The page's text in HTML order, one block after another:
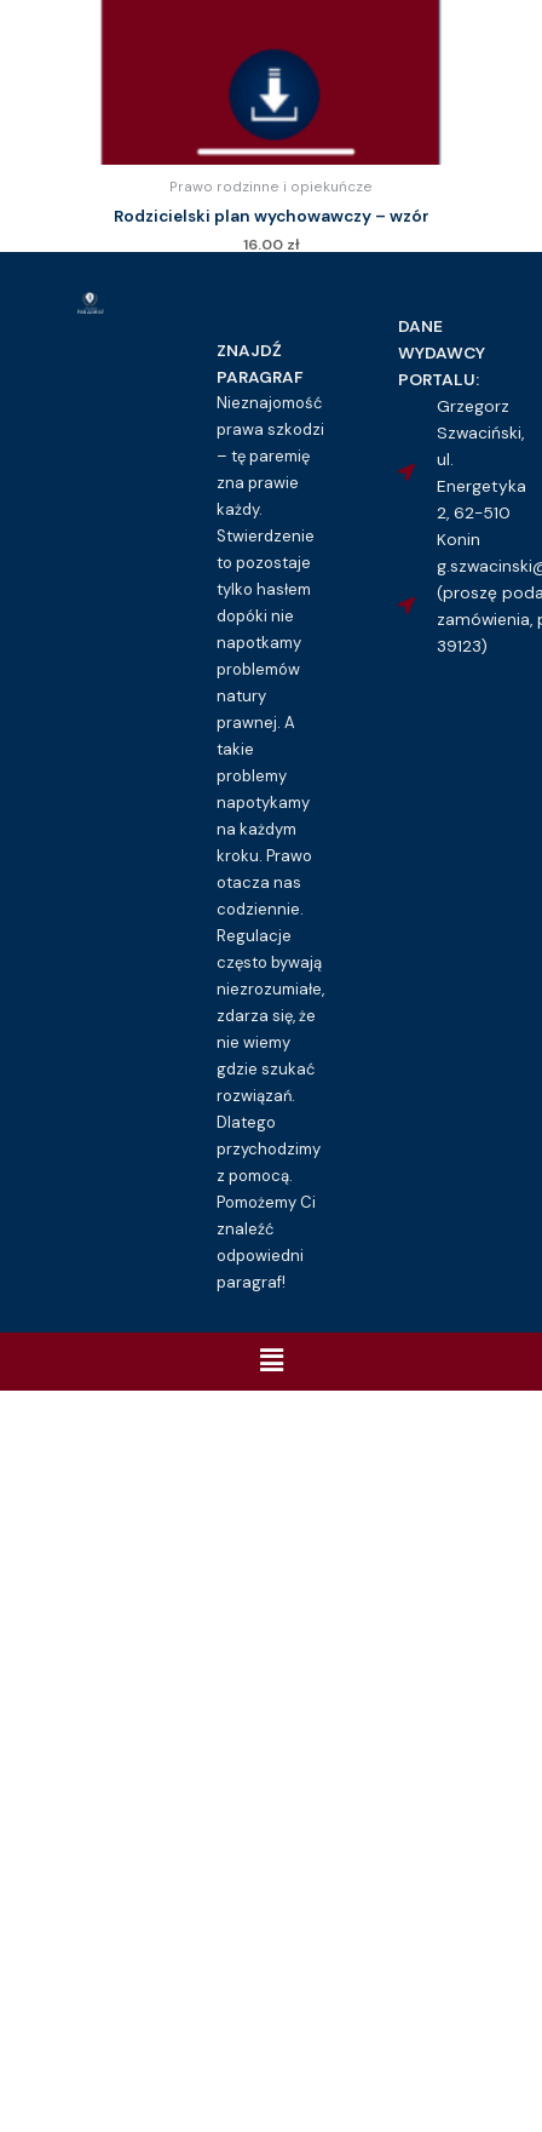
Prawo rodzinne i opiekuńcze
Rodzicielski plan wychowawczy – wzór
16.00 zł
ZNAJDŹ
PARAGRAF
Nieznajomość
prawa szkodzi
– tę paremię
zna prawie
każdy.
Stwierdzenie
to pozostaje
tylko hasłem
dopóki nie
napotkamy
problemów
natury
prawnej. A
takie
problemy
napotykamy
na każdym
kroku. Prawo
otacza nas
codziennie.
Regulacje
często bywają
niezrozumiałe,
zdarza się, że
nie wiemy
gdzie szukać
rozwiązań.
Dlatego
przychodzimy
z pomocą.
Pomożemy Ci
znaleźć
odpowiedni
paragraf!
DANE
WYDAWCY
PORTALU:
Grzegorz
Szwaciński,
ul.
Energetyka
2, 62-510
Konin
(proszę
zamówienia,
39123)
Menu